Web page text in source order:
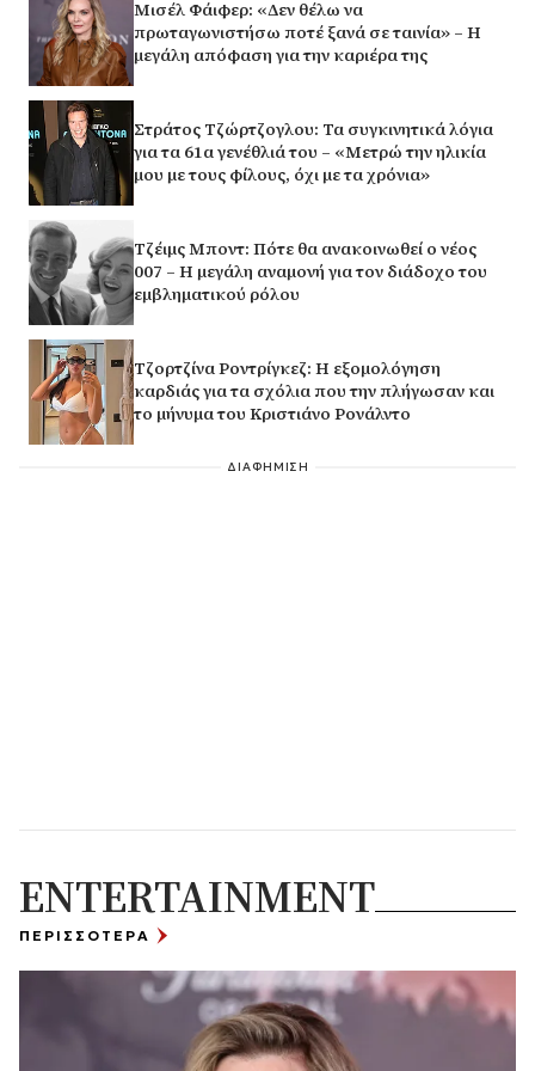
Μισέλ Φάιφερ: «Δεν θέλω να
πρωταγωνιστήσω ποτέ ξανά σε ταινία» – Η
μεγάλη απόφαση για την καριέρα της
Στράτος Τζώρτζογλου: Τα συγκινητικά λόγια
για τα 61α γενέθλιά του – «Μετρώ την ηλικία
μου με τους φίλους, όχι με τα χρόνια»
Τζέιμς Μποντ: Πότε θα ανακοινωθεί ο νέος
007 – Η μεγάλη αναμονή για τον διάδοχο του
εμβληματικού ρόλου
Τζορτζίνα Ροντρίγκεζ: Η εξομολόγηση
καρδιάς για τα σχόλια που την πλήγωσαν και
το μήνυμα του Κριστιάνο Ρονάλντο
ΔΙΑΦΗΜΙΣΗ
ENTERTAINMENT
ΠΕΡΙΣΣΟΤΕΡΑ